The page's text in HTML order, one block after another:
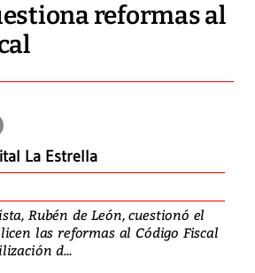
reformas al
La Estrella
Rubén de León, cuestionó el
las reformas al Código Fiscal
d...